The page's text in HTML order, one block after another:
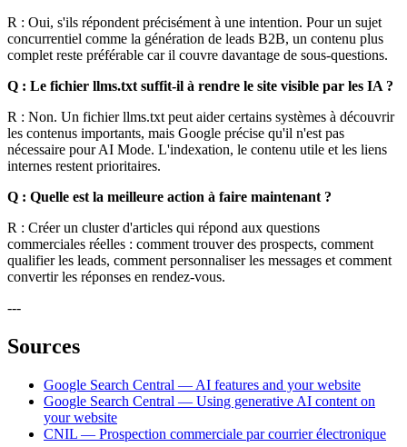
R : Oui, s'ils répondent précisément à une intention. Pour un sujet
concurrentiel comme la génération de leads B2B, un contenu plus
complet reste préférable car il couvre davantage de sous-questions.
Q : Le fichier llms.txt suffit-il à rendre le site visible par les IA ?
R : Non. Un fichier llms.txt peut aider certains systèmes à découvrir
les contenus importants, mais Google précise qu'il n'est pas
nécessaire pour AI Mode. L'indexation, le contenu utile et les liens
internes restent prioritaires.
Q : Quelle est la meilleure action à faire maintenant ?
R : Créer un cluster d'articles qui répond aux questions
commerciales réelles : comment trouver des prospects, comment
qualifier les leads, comment personnaliser les messages et comment
convertir les réponses en rendez-vous.
---
Sources
Google Search Central — AI features and your website
Google Search Central — Using generative AI content on
your website
CNIL — Prospection commerciale par courrier électronique